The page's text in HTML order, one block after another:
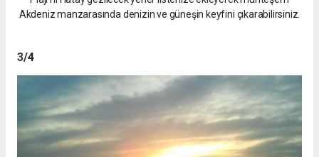
Akdeniz manzarasında denizin ve güneşin keyfini çıkarabilirsiniz.
3/4